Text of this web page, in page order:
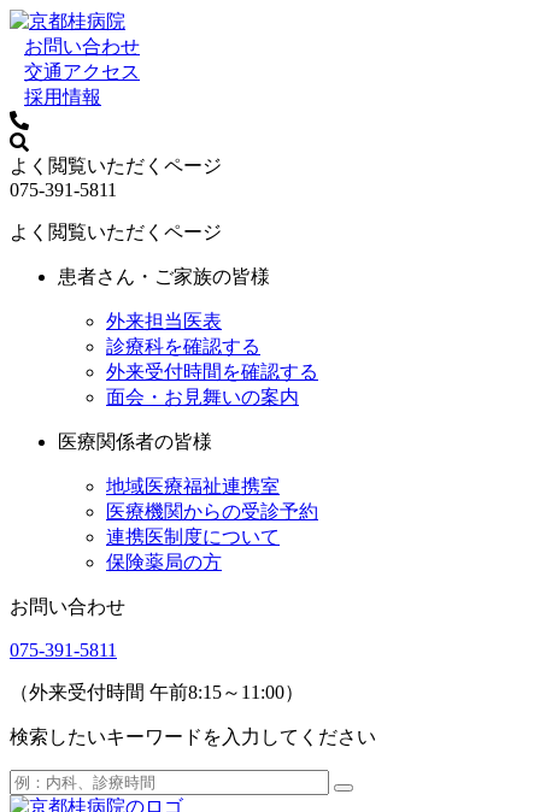
お問い合わせ
交通アクセス
採用情報
よく閲覧いただくページ
075-391-5811
よく閲覧いただくページ
患者さん・ご家族の皆様
外来担当医表
診療科を確認する
外来受付時間を確認する
面会・お見舞いの案内
医療関係者の皆様
地域医療福祉連携室
医療機関からの受診予約
連携医制度について
保険薬局の方
お問い合わせ
075-391-5811
（外来受付時間 午前8:15～11:00）
検索したいキーワードを入力してください